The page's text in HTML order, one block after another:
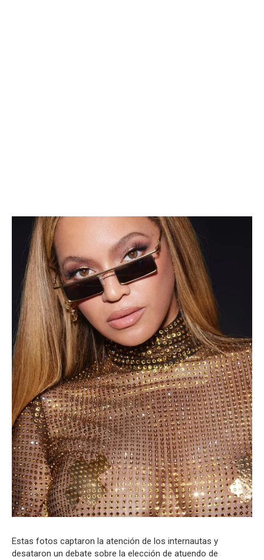
Estas fotos captaron la atención de los internautas y
desataron un debate sobre la elección de atuendo de